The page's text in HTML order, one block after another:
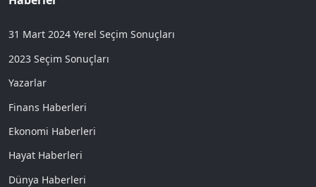
31 Mart 2024 Yerel Seçim Sonuçları
2023 Seçim Sonuçları
Yazarlar
Finans Haberleri
Ekonomi Haberleri
Hayat Haberleri
Dünya Haberleri